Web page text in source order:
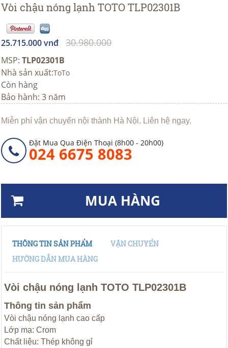
Vòi chậu nóng lạnh TOTO TLP02301B
25.715.000 vnđ 30.980.000
MSP: TLP02301B
Nhà sản xuất:ToTo
Còn hàng
Bảo hành: 3 năm
Miễn phí vận chuyển nội thành Hà Nội. Liên hệ ngay.
Đặt Mua Qua Điện Thoại (8h00 - 20h00)
024 6675 8083
MUA HÀNG
THÔNG TIN SẢN PHẨM
VẬN CHUYỂN
HƯỚNG DẪN MUA HÀNG
Vòi chậu nóng lạnh TOTO TLP02301B
Thông tin sản phẩm
Vòi chậu nóng lạnh cao cấp
Lớp mạ: Crom
Chất liệu: Thép không gỉ